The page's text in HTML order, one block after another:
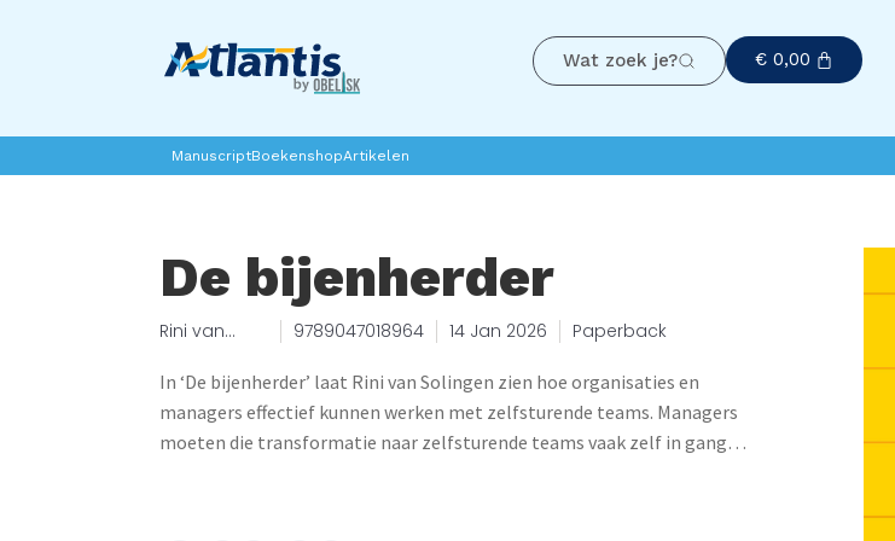
Wat zoek je? €0,00
ManuscriptBoekenshopArtikelen
De bijenherder
Rini van
9789047018964 14 Jan 2026 Paperback
In ‘De bijenherder’ laat Rini van Solingen zien hoe organisaties en
managers effectief kunnen werken met zelfsturende teams. Managers
moeten die transformatie naar zelfsturende teams vaak zelf in gang